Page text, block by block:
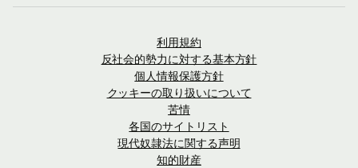
利用規約
反社会的勢力に対する基本方針
個人情報保護方針
クッキーの取り扱いについて
苦情
各国のサイトリスト
現代奴隷法に関する声明
知的財産